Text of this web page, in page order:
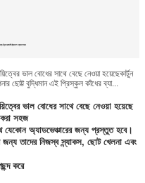
কিন্ডারগার্টেন ট্রাভেল ব্যাকপ্যাক
ভাল বোধের সাথে বেছে নেওয়া হয়েছেকার্টুন
ছোট্ট বুদ্ধিমান এই প্রিস্কুল কাঁধের ব্যা...
ভাল বোধের সাথে বেছে নেওয়া হয়েছে
করা সহজ
যেকোন অ্যাডভেঞ্চারের জন্য প্রস্তুত হবে।
তাদের নিজস্ব স্ন্যাকস, ছোট খেলনা এবং
করে